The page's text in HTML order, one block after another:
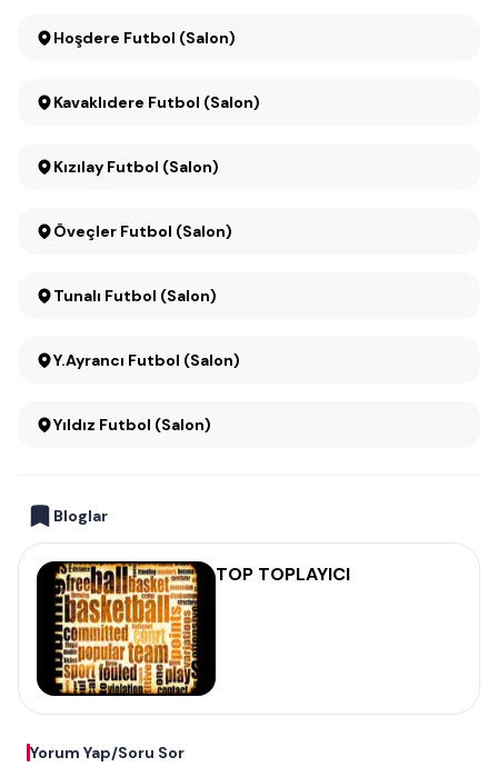
Hoşdere Futbol (Salon)
Kavaklıdere Futbol (Salon)
Kızılay Futbol (Salon)
Öveçler Futbol (Salon)
Tunalı Futbol (Salon)
Y.Ayrancı Futbol (Salon)
Yıldız Futbol (Salon)
Bloglar
TOP TOPLAYICI
Yorum Yap/Soru Sor